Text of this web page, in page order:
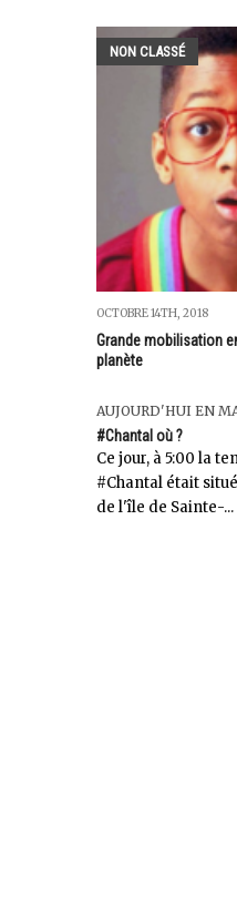
NON CLASSÉ
OCTOBRE 14TH, 2018
Grande mobilisation
planète
AUJOURD'HUI EN
#Chantal où ?
Ce jour, à 5:00 la
#Chantal était
de l'île de Sainte-...